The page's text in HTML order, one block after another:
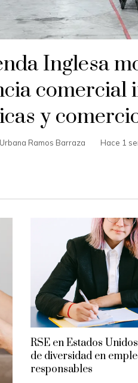
Inglesa
comercial
y
Urbana Ramos Barraza Hace 1
RSE en Estados
de diversidad en
responsables